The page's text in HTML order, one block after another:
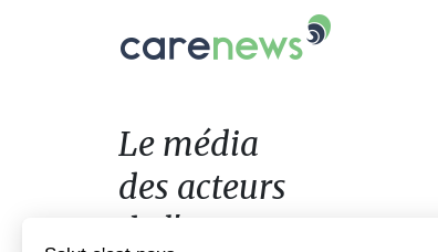
Le
acteurs
de
l'engagement
Le média
des acteurs
de l'engagement